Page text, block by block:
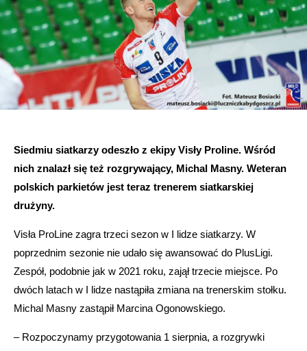
Siedmiu siatkarzy odeszło z ekipy Visły Proline. Wśród
nich znalazł się też rozgrywający, Michal Masny. Weteran
polskich parkietów jest teraz trenerem siatkarskiej
drużyny.
Visła ProLine zagra trzeci sezon w I lidze siatkarzy. W
poprzednim sezonie nie udało się awansować do PlusLigi.
Zespół, podobnie jak w 2021 roku, zajął trzecie miejsce. Po
dwóch latach w I lidze nastąpiła zmiana na trenerskim stołku.
Michal Masny zastąpił Marcina Ogonowskiego.
– Rozpoczynamy przygotowania 1 sierpnia, a rozgrywki